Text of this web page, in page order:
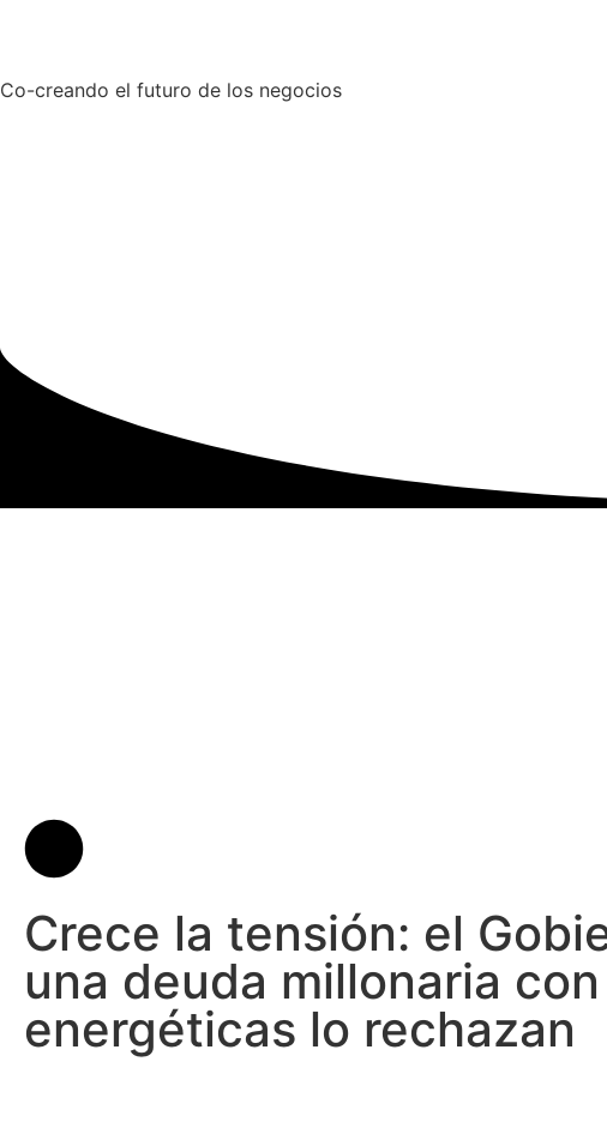
Co-creando el futuro de los negocios
Crece la tensión: el
una deuda millonaria
energéticas lo rechazan